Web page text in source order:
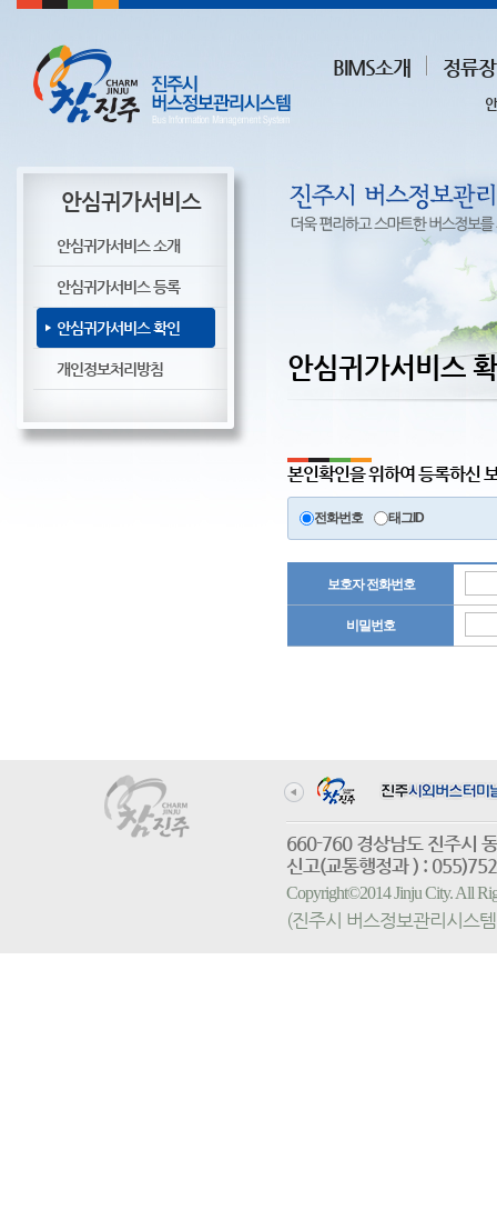
BIMS소개 정류
안심귀가서비스
안심귀가서비스 소개
안심귀가서비스 등록
안심귀가서비스 확인
개인정보처리방침 안심귀가서비스
본인확인을 위하여 등록하신
전화번호 태그ID
보호자 전화번호
비밀번호
660-760 경상남도 진
신고(교통행정과 ) :
Copyright©2014 Jinju City. All
(진주시 버스정보관리시스